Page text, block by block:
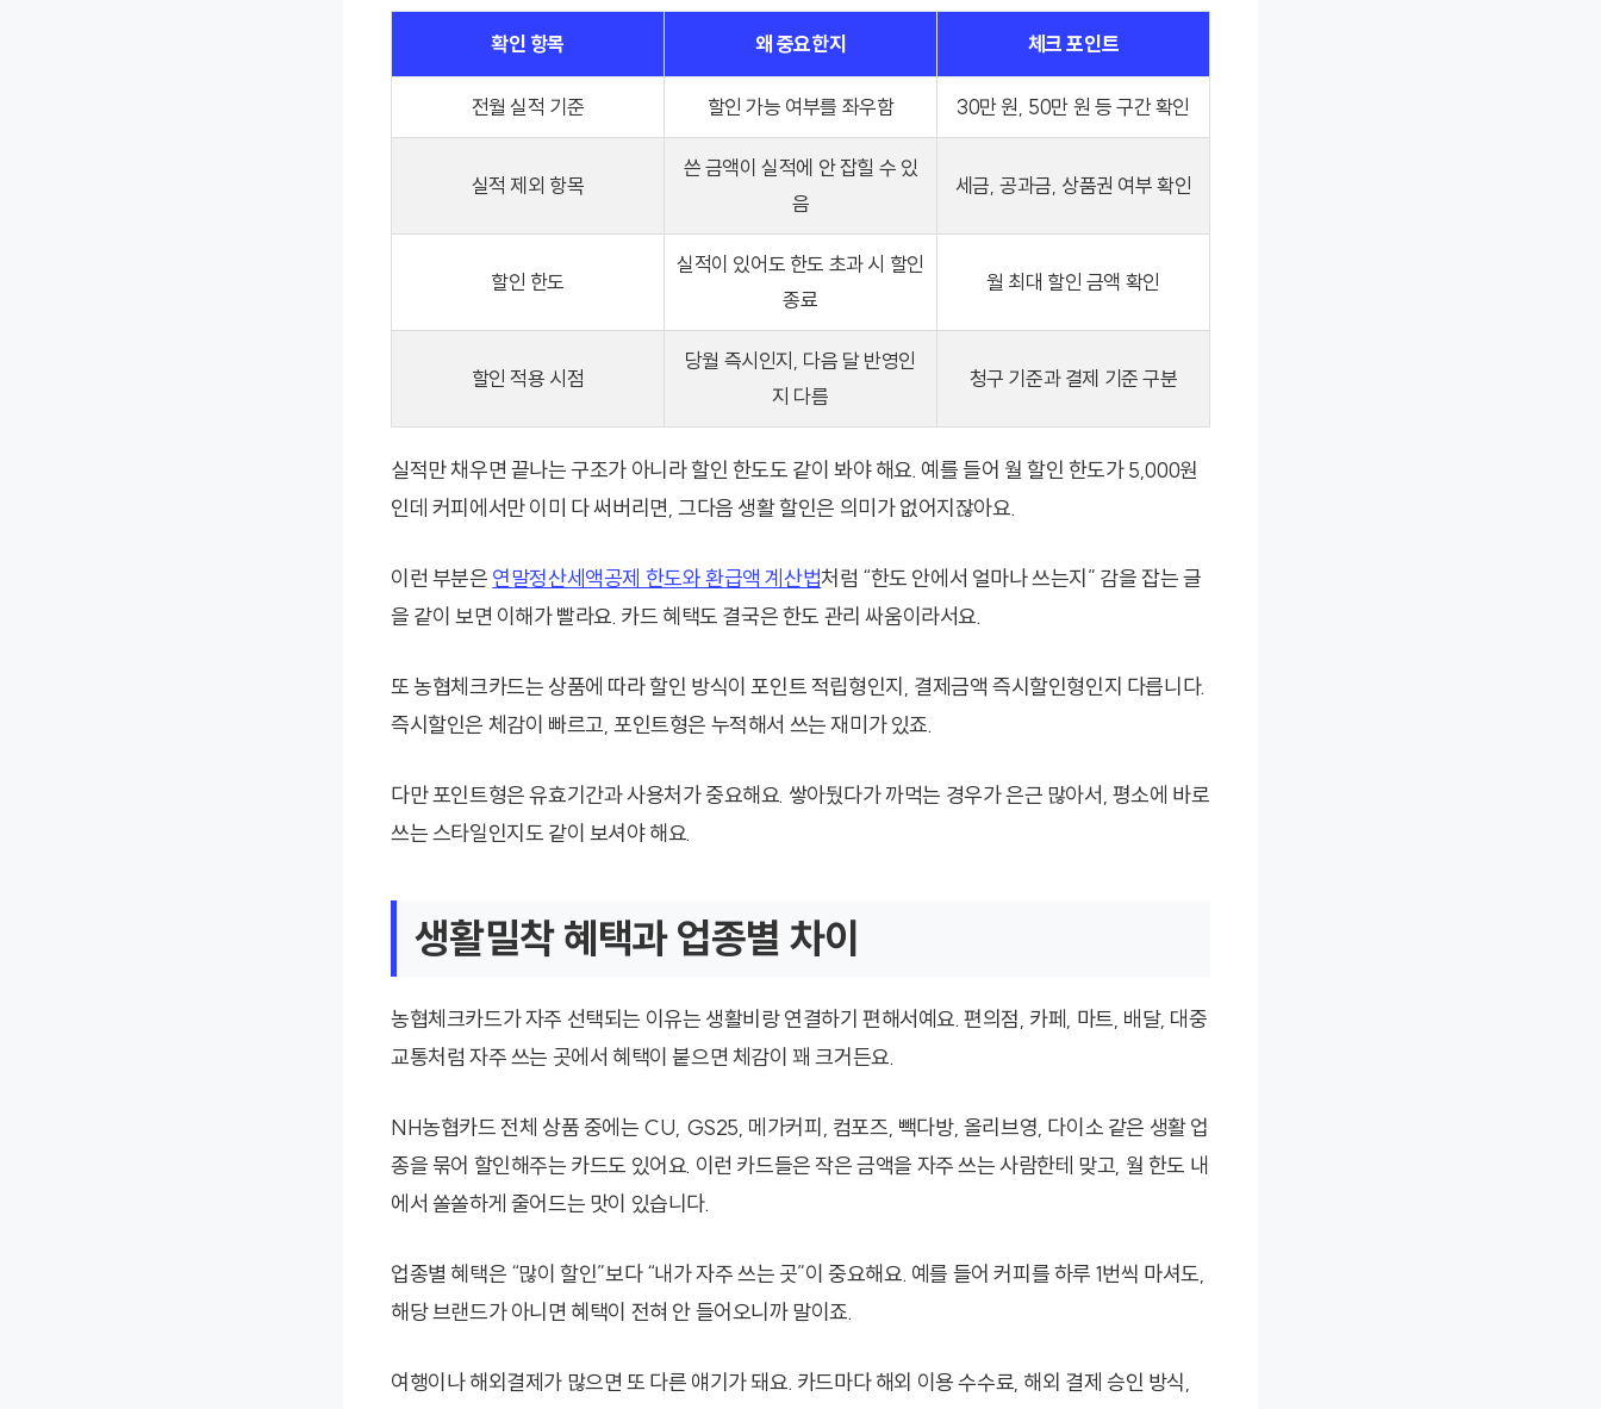
확인 항목 왜 중요한지 체크 포인트
전월 실적 기준 할인 가능 여부를 좌우함 30만 원, 50만 원 등 구간 확인
실적 제외 항목
쓴 금액이 실적에 안 잡힐 수 있
음
세금, 공과금, 상품권 여부 확인
할인 한도
실적이 있어도 한도 초과 시 할인
종료
월 최대 할인 금액 확인
할인 적용 시점
당월 즉시인지, 다음 달 반영인
지 다름
청구 기준과 결제 기준 구분
실적만 채우면 끝나는 구조가 아니라 할인 한도도 같이 봐야 해요. 예를 들어 월 할인 한도가 5,000원
인데 커피에서만 이미 다 써버리면, 그다음 생활 할인은 의미가 없어지잖아요.
이런 부분은 연말정산세액공제 한도와 환급액 계산법처럼 “한도 안에서 얼마나 쓰는지” 감을 잡는 글
을 같이 보면 이해가 빨라요. 카드 혜택도 결국은 한도 관리 싸움이라서요.
또 농협체크카드는 상품에 따라 할인 방식이 포인트 적립형인지, 결제금액 즉시할인형인지 다릅니다.
즉시할인은 체감이 빠르고, 포인트형은 누적해서 쓰는 재미가 있죠.
다만 포인트형은 유효기간과 사용처가 중요해요. 쌓아뒀다가 까먹는 경우가 은근 많아서, 평소에 바로
쓰는 스타일인지도 같이 보셔야 해요.
생활밀착 혜택과 업종별 차이
농협체크카드가 자주 선택되는 이유는 생활비랑 연결하기 편해서예요. 편의점, 카페, 마트, 배달, 대중
교통처럼 자주 쓰는 곳에서 혜택이 붙으면 체감이 꽤 크거든요.
NH농협카드 전체 상품 중에는 CU, GS25, 메가커피, 컴포즈, 빽다방, 올리브영, 다이소 같은 생활 업
종을 묶어 할인해주는 카드도 있어요. 이런 카드들은 작은 금액을 자주 쓰는 사람한테 맞고, 월 한도 내
에서 쏠쏠하게 줄어드는 맛이 있습니다.
업종별 혜택은 “많이 할인”보다 “내가 자주 쓰는 곳”이 중요해요. 예를 들어 커피를 하루 1번씩 마셔도,
해당 브랜드가 아니면 혜택이 전혀 안 들어오니까 말이죠.
여행이나 해외결제가 많으면 또 다른 얘기가 돼요. 카드마다 해외 이용 수수료, 해외 결제 승인 방식,